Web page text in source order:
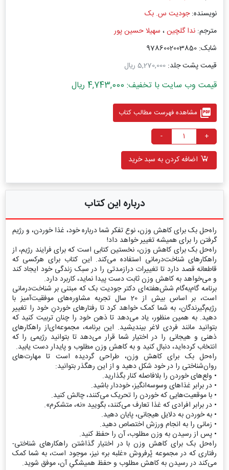
نویسنده:جودیت س. بک
مترجم: ندا گلچین، سهیلا حسین پور
شابک: 9786002003850
قیمت پشت جلد: 5,270,000 ریال
قیمت وب سایت با تخفیف: 4,743,000 ریال
picture_as_pdf مشاهده فهرست مطالب کتاب
+
-
اضافه کردن به سبد خرید
درباره این کتاب
راه‌حل بک برای کاهش وزن، نوع تفکر شما درباره خود، غذا خوردن، و رژیم
گرفتن را برای همیشه تغییر خواهد داد!
راه‌حل بک برای کاهش وزن، نخستین کتابی است که برای فرایند رژیم، از
راهکارهای شناخت‌درمانی استفاده می‌کند. این کتاب برای هرکسی که
قاطعانه قصد دارد تا تغییرات درازمدتی را در سبک زندگی خود ایجاد کند
و می‌خواهد به کاهش وزن ثابت دست پیدا نماید، کاربرد دارد.
برنامه گام‌به‌گام شش‌هفته‌ای دکتر جودیت بک که مبتنی بر شناخت‌درمانی
است، بر اساس بیش از 20 سال تجربه مشاوره‌های موفقیت‌آمیز با
رژیم‌گیرندگان، به شما کمک خواهد کرد تا رفتارهای خوردنِ خود را تغییر
دهید. به همین منظور، یاد می‌دهد تا ذهن خود را چنان تربیت کنید که
بتوانید مانند فردی لاغر بیندیشید. این برنامه، مجموعه‌ای‌از راهکارهای
ذهنی و هیجانی را در اختیار شما قرار می‌دهد تا بتوانید رژیمی را که
انتخاب کرده‌اید، دنبال کنید و به کاهش وزن مطلوب و پایدار دست یابید.
راه‌حل بک برای کاهش وزن، طراحی گردیده است تا مهارت‌های
روان‌شناختی را در خود شکل دهید و از این رهگذر بتوانید:
• ولع‌های خوردن را بلافاصله کنار بگذارید.
• در برابر غذاهای وسوسه‌انگیز، خوددار باشید.
• با موقعیت‌هایی که خوردن را تحریک می‌کنند، چالش کنید.
• در برابر افرادی که غذا تعارف می‌کنند، بگویید «نه، متشکرم».
• به خوردن به دلایل هیجانی، پایان دهید.
• زمانی را به انجام ورزش اختصاص دهید.
• پس از رسیدن به وزن مطلوب، آن را حفظ کنید.
راه‌حل بک برای کاهش وزن با در اختیار گذاشتن راهکارهای شناختی-
رفتاری که در مجموعه پُرفروش‌ «غلبه بر» نیز، موجود است، به شما کمک
می‌کند در رسیدن به کاهش مطلوب و حفظ همیشگیِ آن، موفق شوید.